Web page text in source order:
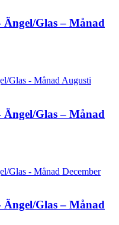
Glas – Månad
Glas – Månad
Glas – Månad